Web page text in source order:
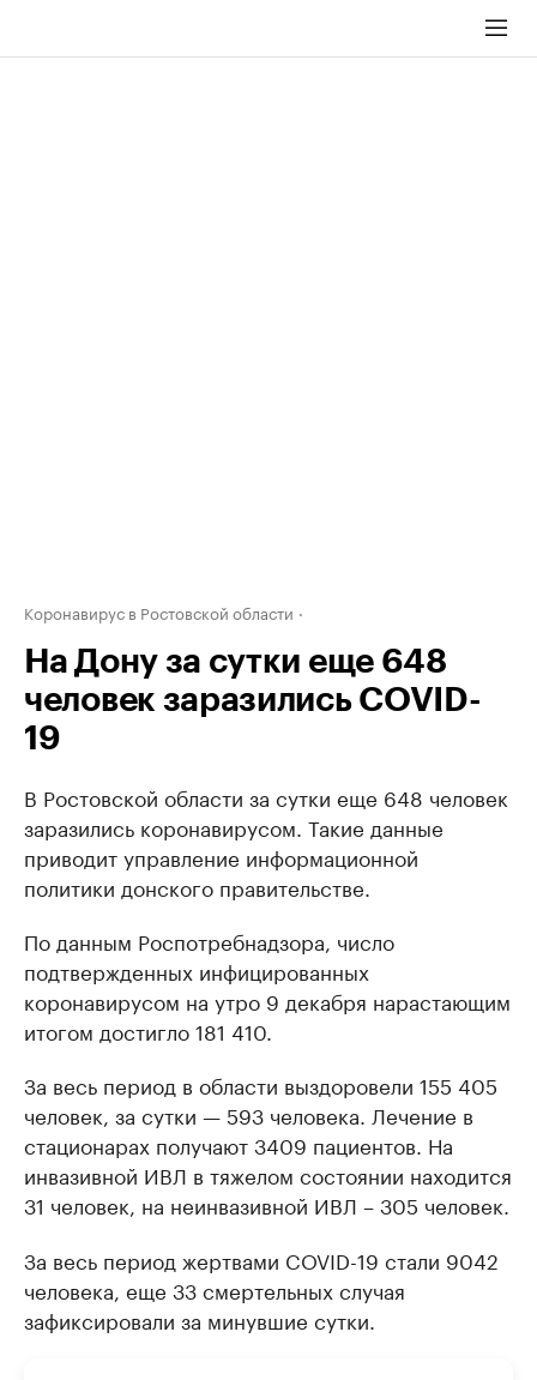
Коронавирус в Ростовской области
На Дону за сутки еще 648
человек заразились COVID-
19
В Ростовской области за сутки еще 648 человек
заразились коронавирусом. Такие данные
приводит управление информационной
политики донского правительстве.
По данным Роспотребнадзора, число
подтвержденных инфицированных
коронавирусом на утро 9 декабря нарастающим
итогом достигло 181 410.
За весь период в области выздоровели 155 405
человек, за сутки — 593 человека. Лечение в
стационарах получают 3409 пациентов. На
инвазивной ИВЛ в тяжелом состоянии находится
31 человек, на неинвазивной ИВЛ – 305 человек.
За весь период жертвами COVID-19 стали 9042
человека, еще 33 смертельных случая
зафиксировали за минувшие сутки.